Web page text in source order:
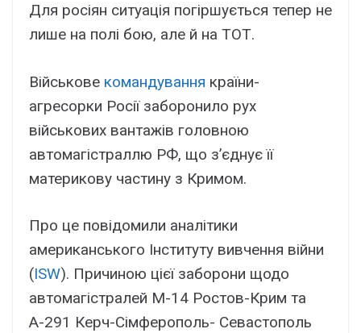
Для росіян ситуація погіршується тепер не
лише на полі бою, але й на ТОТ.
Військове командування країни-
агресорки Росії заборонило рух
військових вантажів головною
автомагістраллю РФ, що з’єднує її
материкову частину з Кримом.
Про це повідомили аналітики
американського Інституту вивчення війни
(ISW). Причиною цієї заборони щодо
автомагістралей М-14 Ростов-Крим та
А-291 Керч-Сімферополь- Севастополь